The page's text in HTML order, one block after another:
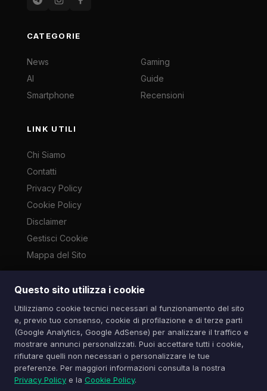
Questo sito utilizza i cookie
Utilizziamo cookie tecnici necessari al funzionamento del sito
e, previo tuo consenso, cookie di profilazione e di terze parti
(Google Analytics, Google AdSense) per analizzare il traffico e
mostrare annunci personalizzati. Puoi accettare tutti i cookie,
rifiutare quelli non necessari o personalizzare le tue
preferenze. Per maggiori informazioni consulta la nostra
Privacy Policy e la Cookie Policy.
CATEGORIE
News
AI
Smartphone
Gaming
Guide
Recensioni
LINK UTILI
Chi Siamo
Contatti
Privacy Policy
Cookie Policy
Disclaimer
Gestisci Cookie
Mappa del Sito
Le immagini presenti su questo sito sono di proprietà dei
cronaca ai sensi dell'art. 70 L. 633/1941. Contatti:
info@spazioitech.it
© 2026 Spazio iTech — Seven Trade SRLS — P.IVA:
04077740985